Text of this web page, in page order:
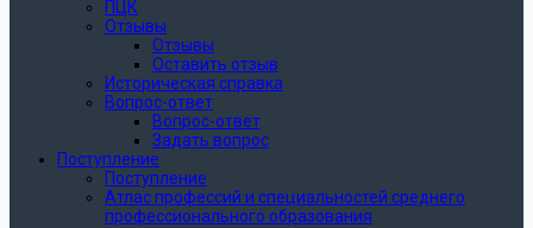
ПЦК
Отзывы
Отзывы
Оставить отзыв
Историческая справка
Вопрос-ответ
Вопрос-ответ
Задать вопрос
Поступление
Поступление
Атлас профессий и специальностей среднего
профессионального образования